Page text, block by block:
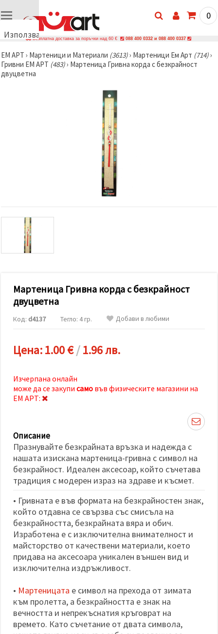
Използваме
🍪
Използваме
бисквитки
показваме
релевантно
съдържание
и реклами,
включително
с помощта
маркетинг.
Можеш да
съгласиш
"бисквитки"
"Приеми
всички!"
или да
посочиш
избереш
дадения
"бисквитки"
и кликнеш
"Запази"
Приеми
всички
Настройки
на
бисквитките
0
Безплатна доставка за поръчки над 60 € 088 400 0332 и 088 400 0337
ЕМ АРТ › Мартеници и Материали (3613)› Мартеници Ем Арт (714)›
Гривни ЕМ АРТ (483)› Мартеница Гривна корда с безкрайност
двуцветна
Мартеница Гривна корда с безкрайност
двуцветна
Код: d4137 Тегло: 4 гр. Добави в любими
Цена:1.00 €/1.96 лв.
Изчерпана онлайн
може да се закупи само във физическите магазини на
ЕМ АРТ:
Описание
Празнувайте безкрайната връзка и надежда с
нашата изискана мартеница-гривна с символ на
безкрайност. Идеален аксесоар, който съчетава
традиция с модерен израз на здраве и късмет.
• Гривната е във формата на безкрайностен знак,
който отдавна се свързва със смисъла на
безкрайността, безкрайната вяра и обич.
Изработена е с изключителна внимателност и
майсторство от качествени материали, което
придава на аксесоара уникален външен вид и
изключителна издръжливост.
• Мартеницата е символ на прехода от зимата
към пролетта, а безкрайността е знак на
вечността и непрекъснатия кръговрат на
времето. Като съчетание от двата символа,